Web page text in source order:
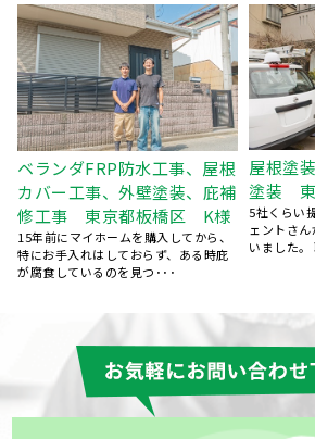
屋根塗装、棟鈑金交換、外壁
塗装 東京都練馬区 N様
5社くらい提案を聞きましたが、エージ
ェントさんが一番丁寧にご対応くださ
いました。 職人さんも･･･
屋根葺
ら金属
東京都
台風のあ
ームページ